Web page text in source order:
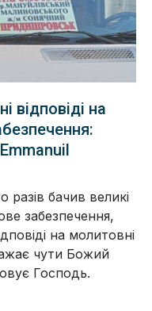
відповіді на
разів бачив великі
забезпечення,
на молитовні
чути Божий
Господь.